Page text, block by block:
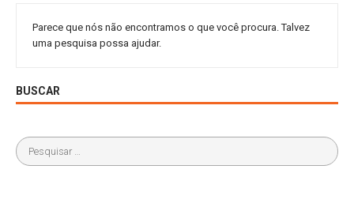
Parece que nós não encontramos o que você procura. Talvez
uma pesquisa possa ajudar.
BUSCAR